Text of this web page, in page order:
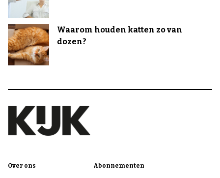
Waarom houden katten zo van
dozen?
Over ons Abonnementen